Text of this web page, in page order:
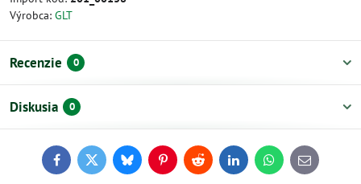
Výrobca: GLT
Recenzie 0
Diskusia 0
FacebookTwitterBlueskyPinterestReddit LinkedInWhatsApp
E-
mail